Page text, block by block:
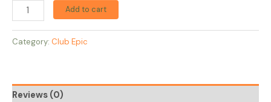
Add to cart
Category: Club Epic
Reviews (0)